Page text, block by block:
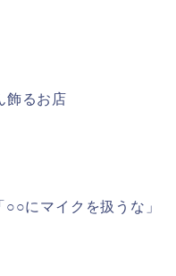
飾るお店
にマイクを扱うな」